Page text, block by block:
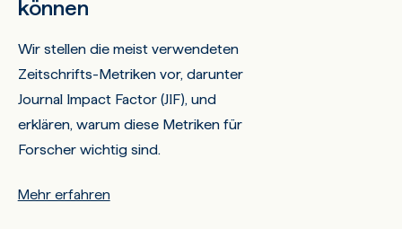
können
Wir stellen die meist verwendeten
Zeitschrifts-Metriken vor, darunter
Journal Impact Factor (JIF), und
erklären, warum diese Metriken für
Forscher wichtig sind.
Mehr erfahren